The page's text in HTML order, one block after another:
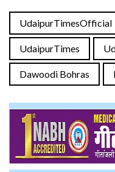
UdaipurTimesOfficial
UdaipurTimes
Dawoodi Bohras